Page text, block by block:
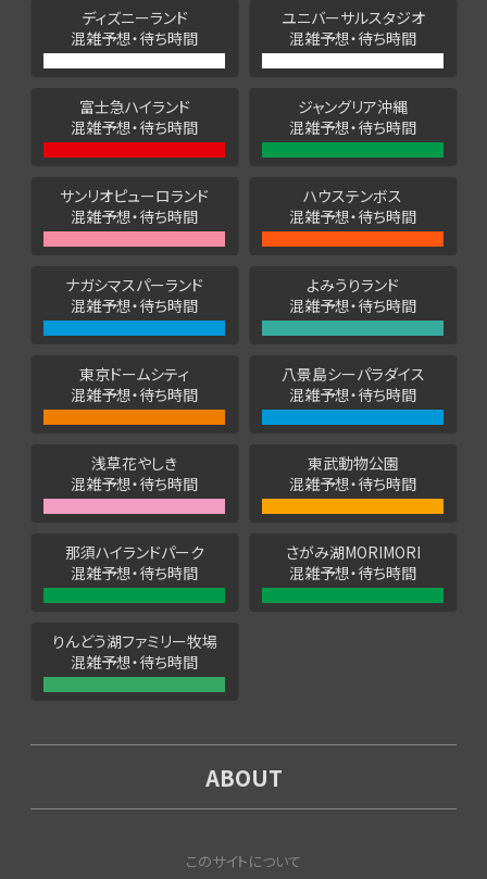
ディズニーランド
混雑予想・待ち時間
ユニバーサルスタジオ
混雑予想・待ち時間
富士急ハイランド
混雑予想・待ち時間
ジャングリア沖縄
混雑予想・待ち時間
サンリオピューロランド
混雑予想・待ち時間
ハウステンボス
混雑予想・待ち時間
ナガシマスパーランド
混雑予想・待ち時間
よみうりランド
混雑予想・待ち時間
東京ドームシティ
混雑予想・待ち時間
八景島シーパラダイス
混雑予想・待ち時間
浅草花やしき
混雑予想・待ち時間
東武動物公園
混雑予想・待ち時間
那須ハイランドパーク
混雑予想・待ち時間
さがみ湖MORIMORI
混雑予想・待ち時間
りんどう湖ファミリー牧場
混雑予想・待ち時間
ABOUT
このサイトについて